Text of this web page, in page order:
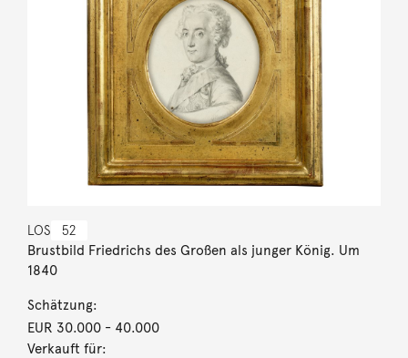
LOS 52
Brustbild Friedrichs des Großen als junger König. Um
1840
Schätzung:
EUR 30.000- 40.000
Verkauft für: